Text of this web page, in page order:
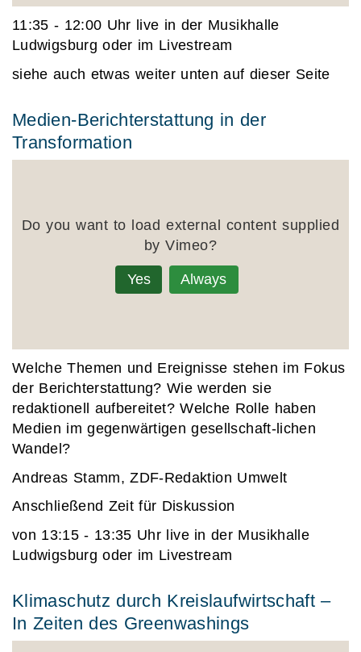
11:35 - 12:00 Uhr live in der Musikhalle
Ludwigsburg oder im Livestream
siehe auch etwas weiter unten auf dieser Seite
Medien-Berichterstattung in der
Transformation
Do you want to load external content supplied
byVimeo?
Yes Always
Welche Themen und Ereignisse stehen im Fokus
der Berichterstattung? Wie werden sie
redaktionell aufbereitet? Welche Rolle haben
Medien im gegenwärtigen gesellschaft-lichen
Wandel?
Andreas Stamm, ZDF-Redaktion Umwelt
Anschließend Zeit für Diskussion
von 13:15 - 13:35 Uhr live in der Musikhalle
Ludwigsburg oder im Livestream
Klimaschutz durch Kreislaufwirtschaft –
In Zeiten des Greenwashings